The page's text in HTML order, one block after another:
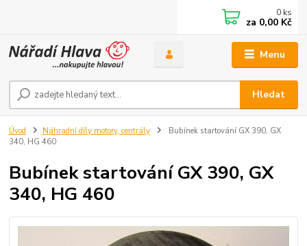
Menu
Hledat
0 ks
za 0,00 Kč
Úvod Náhradní díly motory, centrály
Bubínek startování GX 390, GX
340, HG 460
Bubínek startování GX 390, GX
340, HG 460